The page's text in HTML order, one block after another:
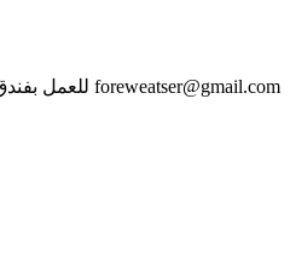
للعمل بفندق في دبي مطلوب موظفين تنظيف هاوس كيبينج من الذكور والاناث راتب 4000 درهم وتوفير سكن وانتقال الفندق أيضا يقدم الطعام للعاملين foreweatser@gmail.com